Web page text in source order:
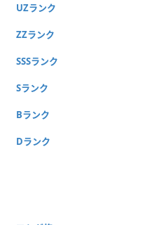
UZランク
ZZランク
SSSランク
Sランク
Bランク
Dランク